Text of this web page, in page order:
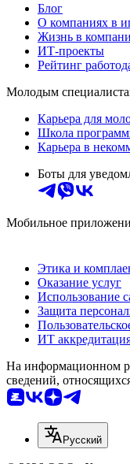
Блог
О компаниях в
Жизнь в
ИТ-проекты
Рейтинг
Молодым
Карьера для
Школа
Карьера в
Боты для
Мобильное
Этика и
Оказание услуг
Использование
Защита
ИТ
На информационном
сведений,
Русский